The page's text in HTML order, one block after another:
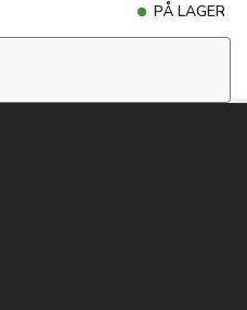
PÅ LAGER